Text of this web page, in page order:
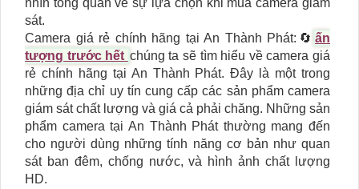
nhìn tổng quan về sự lựa chọn khi mua camera giám
sát.
Camera giá rẻ chính hãng tại An Thành Phát:🔄 ấn
tượng trước hết chúng ta sẽ tìm hiểu về camera giá
rẻ chính hãng tại An Thành Phát. Đây là một trong
những địa chỉ uy tín cung cấp các sản phẩm camera
giám sát chất lượng và giá cả phải chăng. Những sản
phẩm camera tại An Thành Phát thường mang đến
cho người dùng những tính năng cơ bản như quan
sát ban đêm, chống nước, và hình ảnh chất lượng
HD.